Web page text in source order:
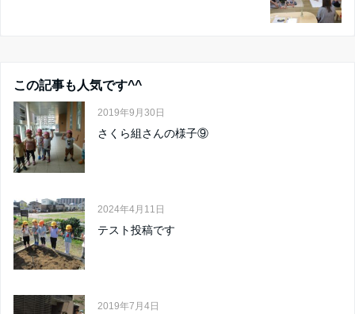
この記事も人気です^^
2019年9月30日
さくら組さんの様子⑨
2024年4月11日
テスト投稿です
2019年7月4日